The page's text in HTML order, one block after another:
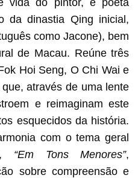
da dinastia Qing inicial,
como Jacone), bem
de Macau. Reúne três
Hoi Seng, O Chi Wai e
através de uma lente
e reimaginam este
esquecidos da história.
com o tema geral
“Em Tons Menores”,
sobre compreensão e